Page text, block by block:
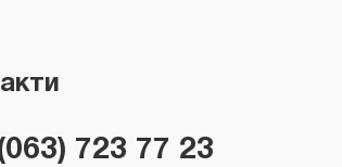
723 77 23